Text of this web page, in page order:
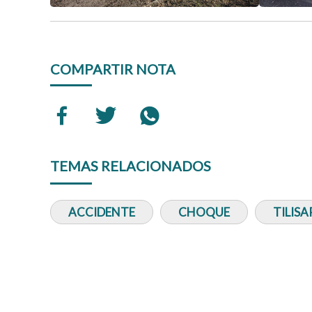
COMPARTIR NOTA
TEMAS RELACIONADOS
ACCIDENTE CHOQUE